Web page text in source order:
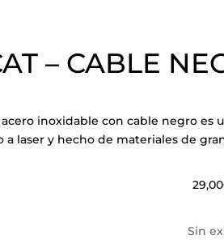
– CABLE
inoxidable con cable negro es
a laser y hecho de materiales de
29,00
Sin